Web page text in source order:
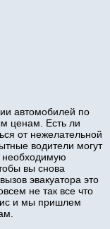
автомобилей по
ценам. Есть ли
от нежелательной
водители могут
вы снова
эвакуатора это
не так все что
и мы пришлем